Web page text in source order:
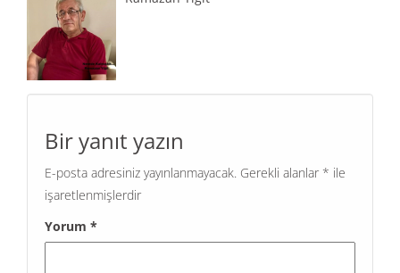
Bir yanıt yazın
E-posta adresiniz yayınlanmayacak. Gerekli alanlar * ile
işaretlenmişlerdir
Yorum *